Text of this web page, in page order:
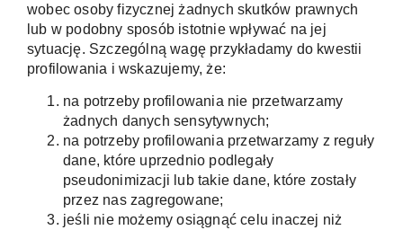
wobec osoby fizycznej żadnych skutków prawnych
lub w podobny sposób istotnie wpływać na jej
sytuację. Szczególną wagę przykładamy do kwestii
profilowania i wskazujemy, że:
na potrzeby profilowania nie przetwarzamy
żadnych danych sensytywnych;
na potrzeby profilowania przetwarzamy z reguły
dane, które uprzednio podlegały
pseudonimizacji lub takie dane, które zostały
przez nas zagregowane;
jeśli nie możemy osiągnąć celu inaczej niż